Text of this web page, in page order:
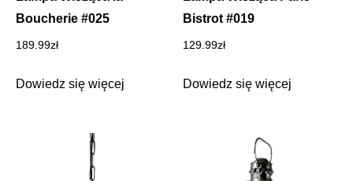
Boucherie #025
189.99zł
Dowiedz się więcej
Bistrot #019
129.99zł
Dowiedz się więcej